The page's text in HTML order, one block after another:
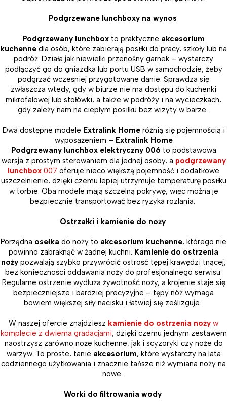
Podgrzewane lunchboxy na wynos
Podgrzewany lunchbox to praktyczne akcesorium
kuchenne dla osób, które zabierają posiłki do pracy, szkoły lub na
podróż. Działa jak niewielki przenośny garnek – wystarczy
podłączyć go do gniazdka lub portu USB w samochodzie, żeby
podgrzać wcześniej przygotowane danie. Sprawdza się
zwłaszcza wtedy, gdy w biurze nie ma dostępu do kuchenki
mikrofalowej lub stołówki, a także w podróży i na wycieczkach,
gdy zależy nam na ciepłym posiłku bez wizyty w barze.
Dwa dostępne modele Extralink Homeróżnią się pojemnością i
wyposażeniem – Extralink Home
Podgrzewany lunchbox elektryczny 006 to podstawowa
wersja z prostym sterowaniem dla jednej osoby, a podgrzewany
lunchbox 007 oferuje nieco większą pojemność i dodatkowe
uszczelnienie, dzięki czemu lepiej utrzymuje temperaturę posiłku
w torbie. Oba modele mają szczelną pokrywę, więc można je
bezpiecznie transportować bez ryzyka rozlania.
Ostrzałki i kamienie do noży
Porządna osełka do noży to akcesorium kuchenne, którego nie
powinno zabraknąć w żadnej kuchni. Kamienie do ostrzenia
noży pozwalają szybko przywrócić ostrość tępej krawędzi tnącej,
bez konieczności oddawania noży do profesjonalnego serwisu.
Regularne ostrzenie wydłuża żywotność noży, a krojenie staje się
bezpieczniejsze i bardziej precyzyjne – tępy nóż wymaga
bowiem większej siły nacisku i łatwiej się ześlizguje.
W naszej ofercie znajdziesz kamienie do ostrzenia noży w
komplecie z dwiema gradacjami, dzięki czemu jednym zestawem
naostrzysz zarówno noże kuchenne, jak i scyzoryki czy noże do
warzyw. To proste, tanie akcesorium, które wystarczy na lata
codziennego użytkowania i znacznie tańsze niż wymiana noży na
nowe.
Worki do filtrowania wody